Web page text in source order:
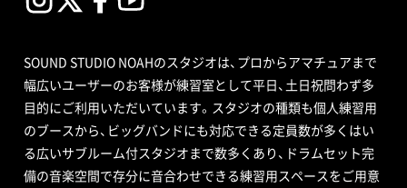
SOUND STUDIO NOAHのスタジオは、プロからアマチュアまで
幅広いユーザーのお客様が練習室として平日、土日祝問わず多
目的にご利用いただいています。スタジオの種類も個人練習用
のブースから、ビッグバンドにも対応できる定員数が多くはい
る広いサブルーム付スタジオまで数多くあり、ドラムセット完
備の音楽空間で存分に音合わせできる練習用スペースをご用意